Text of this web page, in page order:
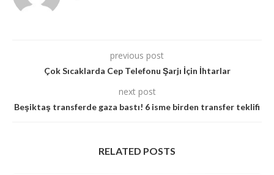
previous post
Çok Sıcaklarda Cep Telefonu Şarjı İçin İhtarlar
next post
Beşiktaş transferde gaza bastı! 6 isme birden transfer teklifi
RELATED POSTS